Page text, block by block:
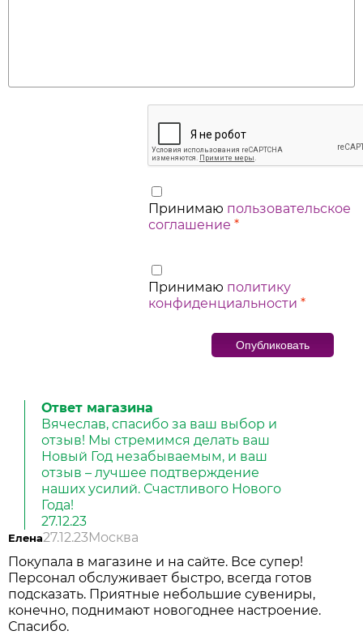
Принимаю пользовательское
соглашение *
Принимаю политику
конфиденциальности *
Ответ магазина
Вячеслав, спасибо за ваш выбор и
отзыв! Мы стремимся делать ваш
Новый Год незабываемым, и ваш
отзыв – лучшее подтверждение
наших усилий. Счастливого Нового
Года!
27.12.23
Елена27.12.23Москва
Покупала в магазине и на сайте. Все супер!
Персонал обслуживает быстро, всегда готов
подсказать. Приятные небольшие сувениры,
конечно, поднимают новогоднее настроение.
Спасибо.